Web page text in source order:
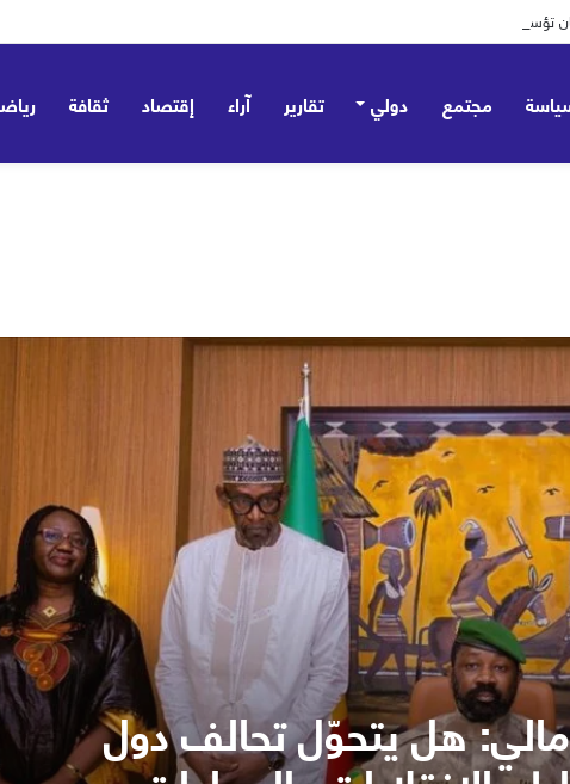
تؤسس مظلة ردع جماعي وتؤكد: ليست موجّهة ضد أي طرف – صور
مجتمع دولي تقارير آراء إقتصاد ثقافة
هل يتحوّل تحالف دول